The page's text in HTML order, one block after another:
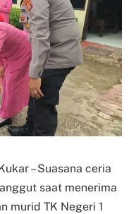
– Suasana ceria
saat menerima
murid TK Negeri 1